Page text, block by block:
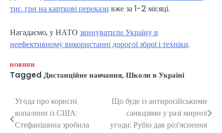
тис. грн на карткові перекази вже за 1-2 місяці.
Нагадаємо, у НАТО звинуватили Україну в
неефективному використанні дорогої зброї і техніки.
НОВИНИ
Tagged Дистанційне навчання, Школи в Україні
Навігація
записів
Угода про корисні
копалини із США:
Стефанішина зробила
Що буде із антиросійськими
санкціями у разі мирної
угоди: Рубіо дав роз’яснення